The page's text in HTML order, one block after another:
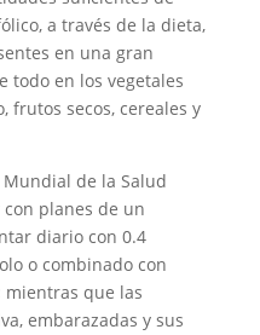
a través de la dieta,
en una gran
todo en los vegetales
frutos secos, cereales y
de la Salud
planes de un
diario con 0.4
o combinado con
que las
embarazadas y sus